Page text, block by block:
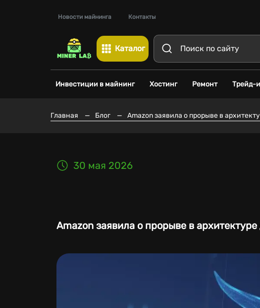
Новости майнинга Контакты
Каталог
Инвестиции в майнинг Хостинг Ремонт Трейд-
Главная — Блог — Amazon заявила о прорыве в
30 мая 2026
Amazon заявила о прорыве в